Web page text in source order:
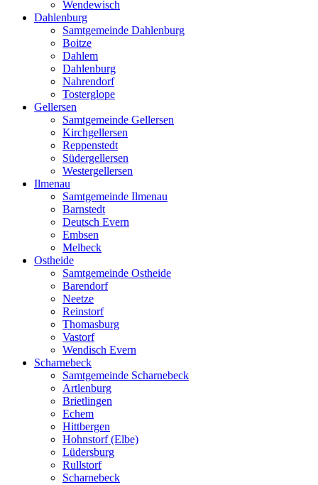
Wendewisch
Dahlenburg
Samtgemeinde Dahlenburg
Boitze
Dahlem
Dahlenburg
Nahrendorf
Tosterglope
Gellersen
Samtgemeinde Gellersen
Kirchgellersen
Reppenstedt
Südergellersen
Westergellersen
Ilmenau
Samtgemeinde Ilmenau
Barnstedt
Deutsch Evern
Embsen
Melbeck
Ostheide
Samtgemeinde Ostheide
Barendorf
Neetze
Reinstorf
Thomasburg
Vastorf
Wendisch Evern
Scharnebeck
Samtgemeinde Scharnebeck
Artlenburg
Brietlingen
Echem
Hittbergen
Hohnstorf (Elbe)
Lüdersburg
Rullstorf
Scharnebeck